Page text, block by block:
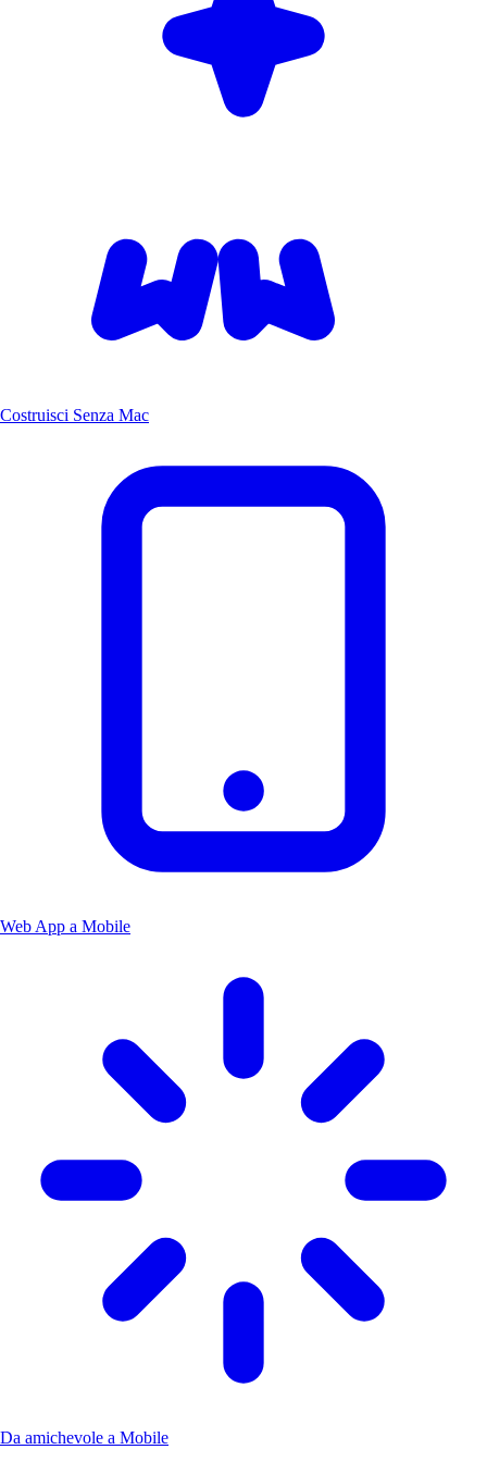
Costruisci Senza Mac
Web App a Mobile
Da amichevole a Mobile